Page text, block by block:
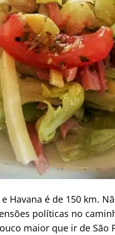
Havana é de 150 km.
políticas no
maior que ir de São